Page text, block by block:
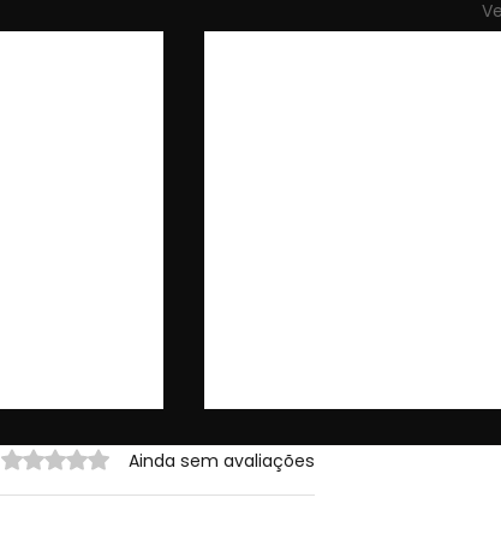
Avaliado com 0 de 5 estrelas.
Ainda sem avaliações